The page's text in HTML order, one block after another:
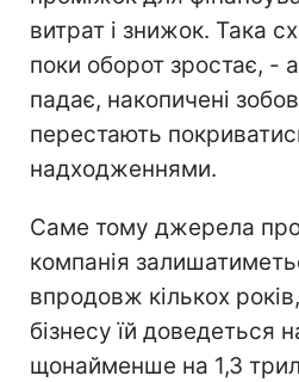
витрат і знижок. Така
поки оборот зростає, -
падає, накопичені
перестають
надходженнями.
Саме тому джерела
компанія
впродовж кількох
бізнесу їй доведеться
щонайменше на 1,3